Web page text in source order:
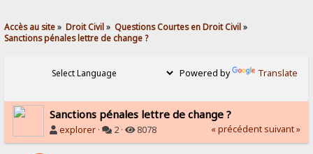
Accès au site» Droit Civil» Questions Courtes en Droit Civil»
Sanctions pénales lettre de change ?
Powered by Translate
Sanctions pénales lettre de change ?
explorer · 2 · 8078 « précédent suivant »